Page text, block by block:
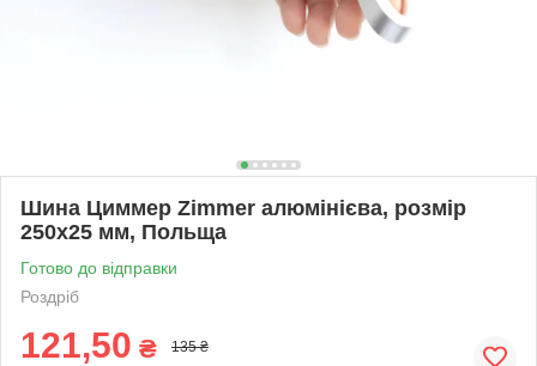
Шина Циммер Zimmer алюмінієва, розмір
250х25 мм, Польща
Готово до відправки
Роздріб
121,50 ₴ 135 ₴